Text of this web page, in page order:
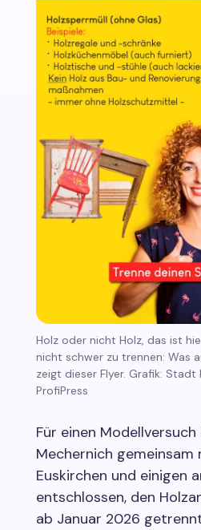
Holz oder nicht Holz, das ist
nicht schwer zu trennen: Was
zeigt dieser Flyer. Grafik:
ProfiPress
Für einen
Mechernich gemeinsam
Euskirchen und einigen
entschlossen, den
ab Januar 2026